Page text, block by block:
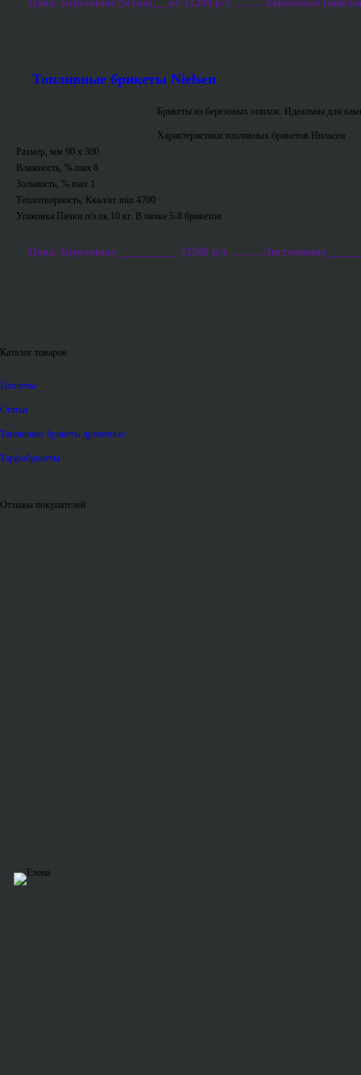
Цена: Березовые (мука)___от 12200 р/т ..........Березовые
Топливные брикеты Nielsen
Брикеты из березовых опилок. Идеальны для
Характеристики топливных брикетов Нильсен
Размер, мм 90 х 300
Влажность, % max 8
Зольность, % max 1
Теплотворность, Ккал/кг min 4700
Упаковка Пачки п/э ок.10 кг. В пачке 5-8 брикетов
Цена: Березовые___________ 12500 р/т
Каталог товаров
Пеллеты
Статьи
Топливные брикеты древесные
Торфобрикеты
Отзывы покупателей